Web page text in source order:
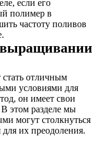
если его
полимер в
частоту поливов
отличным
условиями для
он имеет свои
этом разделе мы
могут столкнуться
их преодоления.